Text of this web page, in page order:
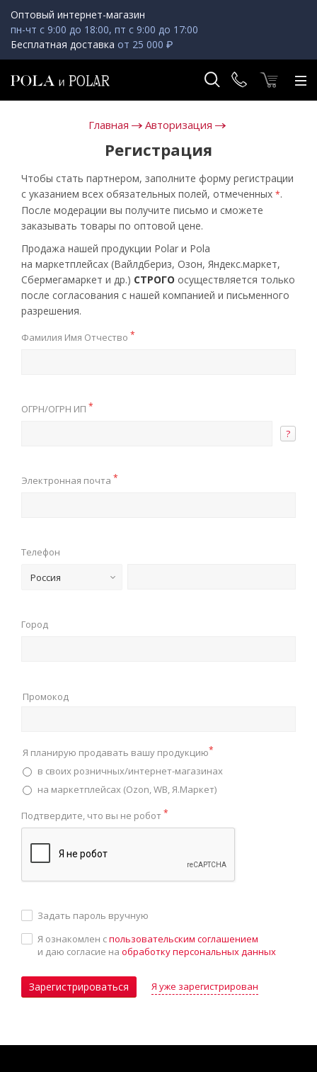
Оптовый интернет-магазин
пн-чт с 9:00 до 18:00, пт с 9:00 до 17:00
Бесплатная доставка от 25 000 ₽
Главная Авторизация
Регистрация
Чтобы стать партнером, заполните форму регистрации
с указанием всех обязательных полей, отмеченных *.
После модерации вы получите письмо и сможете
заказывать товары по оптовой цене.
Продажа нашей продукции Polar и Pola
на маркетплейсах (Вайлдбериз, Озон, Яндекс.маркет,
Сбермегамаркет и др.) СТРОГО осуществляется только
после согласования с нашей компанией и письменного
разрешения.
Фамилия Имя Отчество *
ОГРН/ОГРН ИП *
?
Электронная почта *
Телефон
Россия
Город
Промокод
Я планирую продавать вашу продукцию*
в своих розничных/интернет-магазинах
на маркетплейсах (Ozon, WB, Я.Маркет)
Подтвердите, что вы не робот*
Задать пароль вручную
Я ознакомлен спользовательским соглашением
и даю согласие на обработку персональных данных
Зарегистрироваться Я уже зарегистрирован